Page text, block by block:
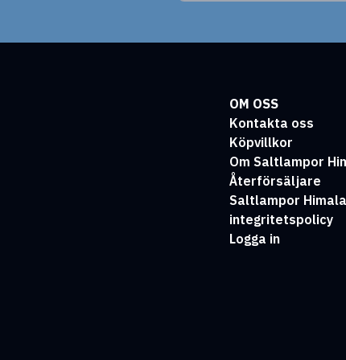
OM OSS
Kontakta oss
Köpvillkor
Om Saltlampor
Återförsäljare
Saltlampor
integritetspolicy
Logga in